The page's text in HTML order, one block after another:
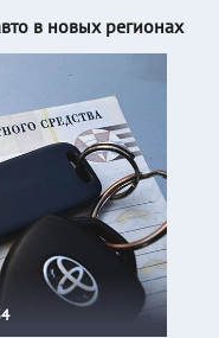
в новых регионах